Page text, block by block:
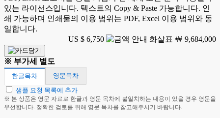
있는 라이선스입니다. 텍스트의 Copy & Paste 가능합니다. 인
쇄 가능하며 인쇄물의 이용 범위는 PDF, Excel 이용 범위와 동
일합니다.
US $ 6,750
￦ 9,684,000
※ 부가세 별도
한글목차
영문목차
샘플 요청 목록에 추가
※ 본 상품은 영문 자료로 한글과 영문 목차에 불일치하는 내용이 있을 경우 영문을
우선합니다. 정확한 검토를 위해 영문 목차를 참고해주시기 바랍니다.